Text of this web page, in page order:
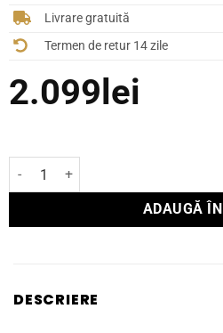
Livrare gratuită
Termen de retur 14 zile
2.099 lei
Cantitate Receptor Stereo CD RCD-N10
ADAUGĂ
DESCRIERE